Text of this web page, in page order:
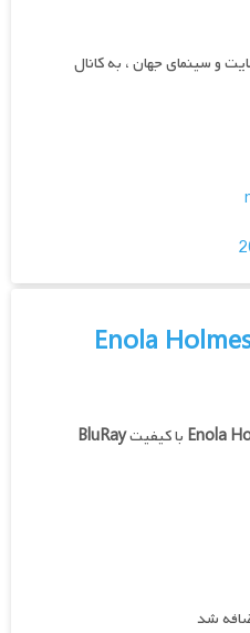
و سینمای جهان ، به کانال
Enola با کیفیتBluRay
شد